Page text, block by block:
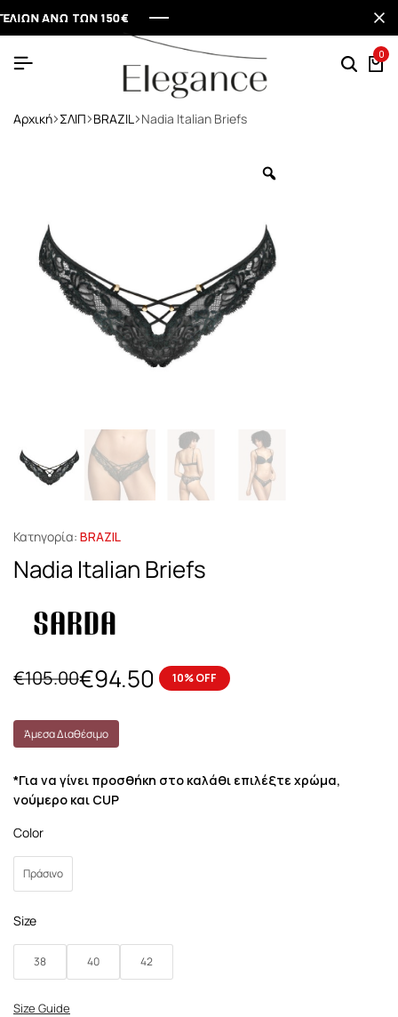
ΑΝΩ ΤΩΝ 150€
ΑΝΩ ΤΩΝ 150€
ΑΝΩ ΤΩΝ 150€
ΑΝΩ ΤΩΝ 150€
0
Αρχική ΣΛΙΠ BRAZIL Nadia Italian Briefs
Κατηγορία: BRAZIL
Nadia Italian Briefs
€105.00€94.50 10% OFF
Άμεσα Διαθέσιμο
*Για να γίνει προσθήκη στο καλάθι επιλέξτε χρώμα,
νούμερο και CUP
Color
Πράσινο
Size
38 40 42
Size Guide